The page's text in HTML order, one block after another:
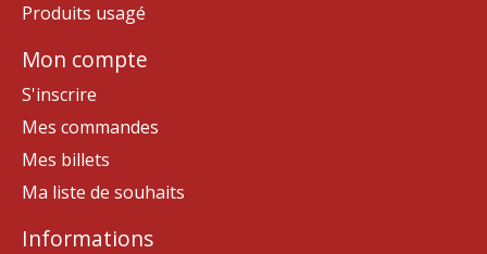
Produits usagé
Mon compte
S'inscrire
Mes commandes
Mes billets
Ma liste de souhaits
Informations